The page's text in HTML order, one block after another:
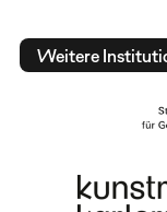
Weitere